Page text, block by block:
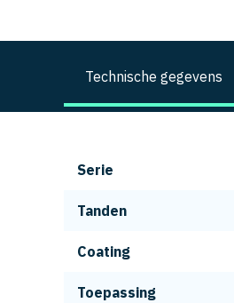
Technische gegevens
Serie
Tanden
Coating
Toepassing